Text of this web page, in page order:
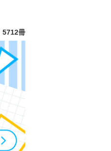
5712冊